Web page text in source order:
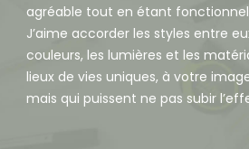
agréable tout en étant
J’aime accorder les styles entre
couleurs, les lumières et les
lieux de vies uniques, à votre
mais qui puissent ne pas subir